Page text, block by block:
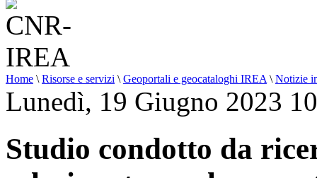
Home \ Risorse e servizi \ Geoportali e geocataloghi IREA \ Notizie
Lunedì, 19 Giugno 2023
Studio condotto da